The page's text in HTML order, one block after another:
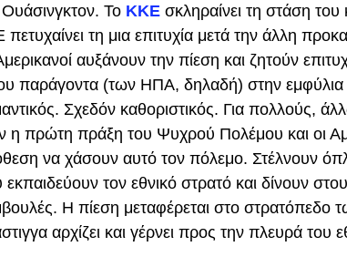
Το ΚΚΕ σκληραίνει τη στάση
τη μια επιτυχία μετά την άλλη
αυξάνουν την πίεση και ζητούν
παράγοντα (των ΗΠΑ, δηλαδή) στην εμφύλια
Σχεδόν καθοριστικός. Για πολλούς,
η πρώτη πράξη του Ψυχρού Πολέμου και οι
να χάσουν αυτό τον πόλεμο. Στέλνουν
τον εθνικό στρατό και δίνουν
Η πίεση μεταφέρεται στο στρατόπεδο
αρχίζει και γέρνει προς την πλευρά του